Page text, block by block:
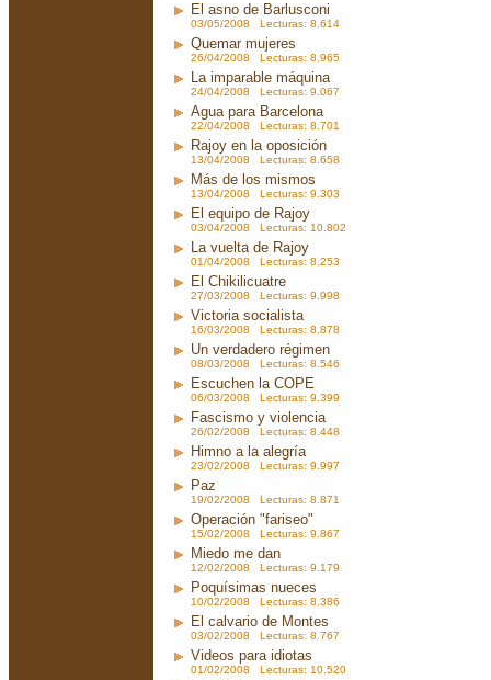
El asno de Barlusconi
03/05/2008 Lecturas: 8.614
Quemar mujeres
26/04/2008 Lecturas: 8.965
La imparable máquina
24/04/2008 Lecturas: 9.067
Agua para Barcelona
22/04/2008 Lecturas: 8.701
Rajoy en la oposición
13/04/2008 Lecturas: 8.658
Más de los mismos
13/04/2008 Lecturas: 9.303
El equipo de Rajoy
03/04/2008 Lecturas: 10.802
La vuelta de Rajoy
01/04/2008 Lecturas: 8.253
El Chikilicuatre
27/03/2008 Lecturas: 9.998
Victoria socialista
16/03/2008 Lecturas: 8.878
Un verdadero régimen
08/03/2008 Lecturas: 8.546
Escuchen la COPE
06/03/2008 Lecturas: 9.399
Fascismo y violencia
26/02/2008 Lecturas: 8.448
Himno a la alegría
23/02/2008 Lecturas: 9.997
Paz
19/02/2008 Lecturas: 8.871
Operación "fariseo"
15/02/2008 Lecturas: 9.867
Miedo me dan
12/02/2008 Lecturas: 9.179
Poquísimas nueces
10/02/2008 Lecturas: 8.386
El calvario de Montes
03/02/2008 Lecturas: 8.767
Videos para idiotas
01/02/2008 Lecturas: 10.520